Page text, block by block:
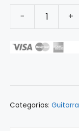
- +
Categorías: